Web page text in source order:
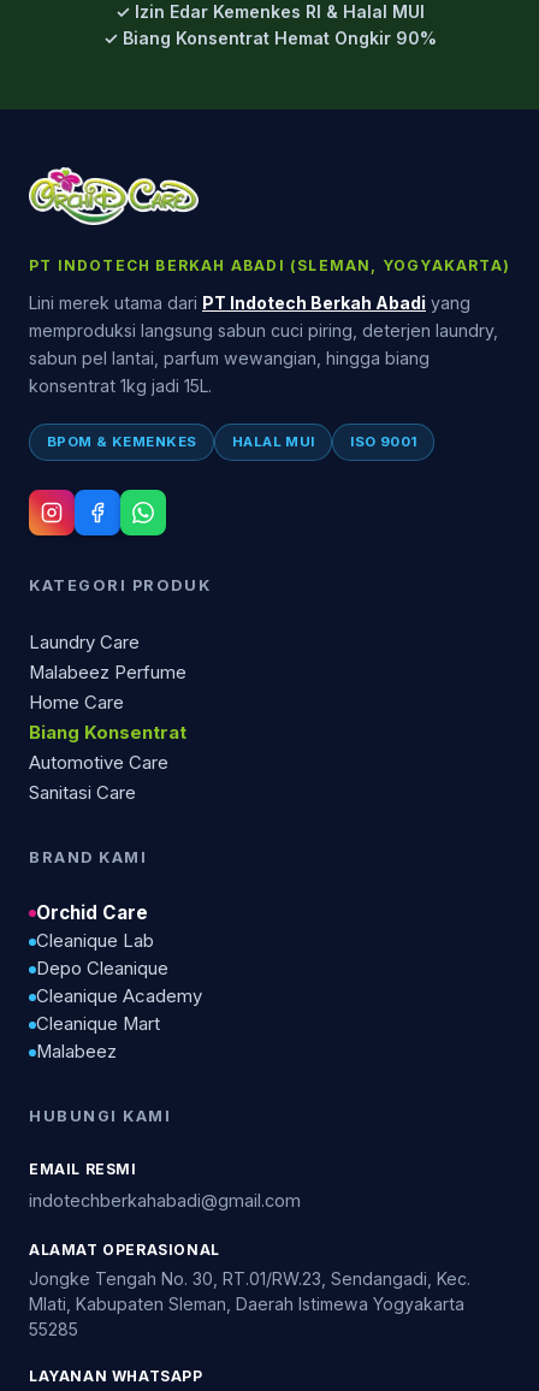
✓ Izin Edar Kemenkes RI & Halal MUI
✓ Biang Konsentrat Hemat Ongkir 90%
PT INDOTECH BERKAH ABADI (SLEMAN, YOGYAKARTA)
Lini merek utama dari PT Indotech Berkah Abadi yang
memproduksi langsung sabun cuci piring, deterjen laundry,
sabun pel lantai, parfum wewangian, hingga biang
konsentrat 1kg jadi 15L.
BPOM & KEMENKES HALAL MUI ISO 9001
KATEGORI PRODUK
Laundry Care
Malabeez Perfume
Home Care
Biang Konsentrat
Automotive Care
Sanitasi Care
BRAND KAMI
Orchid Care
Cleanique Lab
Depo Cleanique
Cleanique Academy
Cleanique Mart
Malabeez
HUBUNGI KAMI
EMAIL RESMI
indotechberkahabadi@gmail.com
ALAMAT OPERASIONAL
Jongke Tengah No. 30, RT.01/RW.23, Sendangadi, Kec.
Mlati, Kabupaten Sleman, Daerah Istimewa Yogyakarta
55285
LAYANAN WHATSAPP